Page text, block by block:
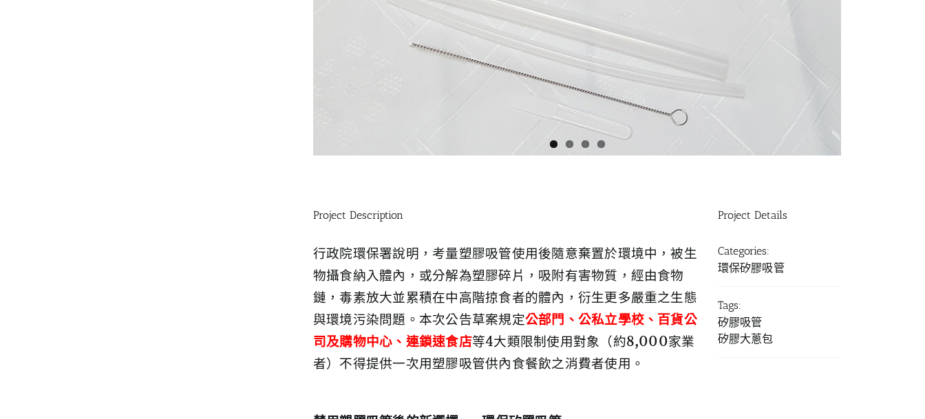
Project Description
行政院環保署說明，考量塑膠吸管使用後隨意棄置於環境中，被生
物攝食納入體內，或分解為塑膠碎片，吸附有害物質，經由食物
鏈，毒素放大並累積在中高階掠食者的體內，衍生更多嚴重之生態
與環境污染問題。本次公告草案規定公部門、公私立學校、百貨公
司及購物中心、連鎖速食店等4大類限制使用對象（約8,000家業
者）不得提供一次用塑膠吸管供內食餐飲之消費者使用。
Project Details
Categories:
環保矽膠吸管
Tags:
矽膠吸管
矽膠大蔥包